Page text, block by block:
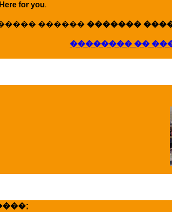
for you.
������ �������
�������� ��